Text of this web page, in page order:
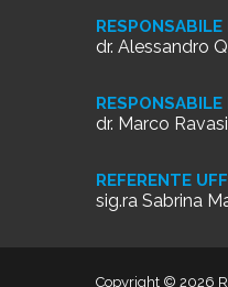
dr. Alessandro
dr. Marco
REFERENTE
sig.ra Sabrina
Copyright © 2026